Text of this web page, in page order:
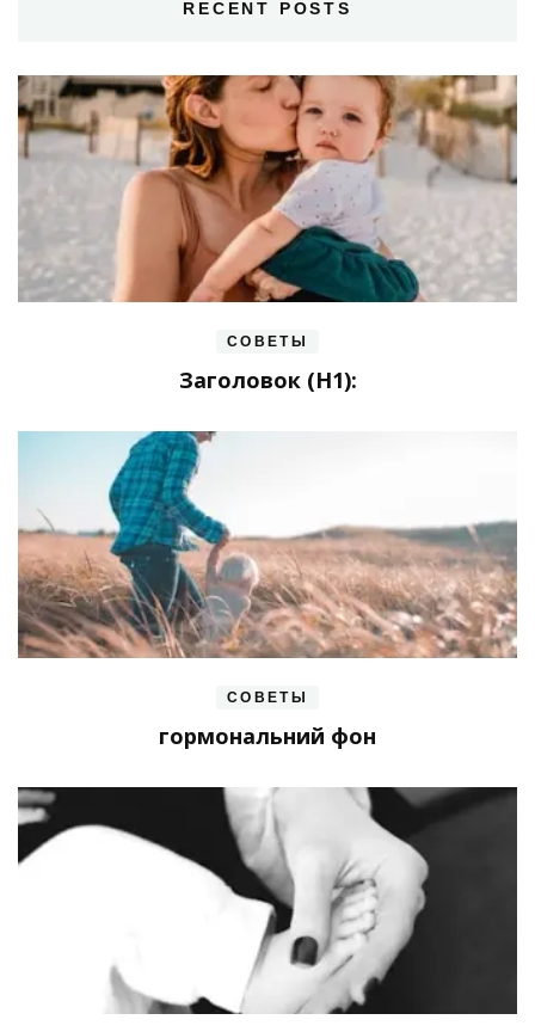
RECENT POSTS
СОВЕТЫ
Заголовок (H1):
СОВЕТЫ
гормональний фон